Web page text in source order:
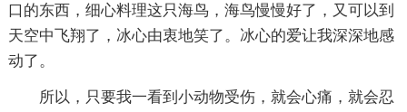
口的东西，细心料理这只海鸟，海鸟慢慢好了，又可以到
天空中飞翔了，冰心由衷地笑了。冰心的爱让我深深地感
动了。
所以，只要我一看到小动物受伤，就会心痛，就会忍